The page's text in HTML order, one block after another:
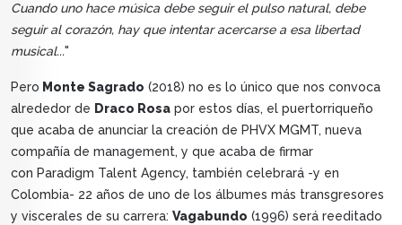
Cuando uno hace música debe seguir el pulso natural, debe
seguir al corazón, hay que intentar acercarse a esa libertad
musical..."
Pero Monte Sagrado (2018) no es lo único que nos convoca
alrededor de Draco Rosa por estos días, el puertorriqueño
que acaba de anunciar la creación de PHVX MGMT, nueva
compañía de management, y que acaba de firmar
con Paradigm Talent Agency, también celebrará -y en
Colombia- 22 años de uno de los álbumes más transgresores
y viscerales de su carrera: Vagabundo (1996) será reeditado